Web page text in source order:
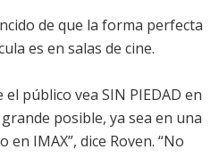
de que la forma perfecta
es en salas de cine.
público vea SIN PIEDAD en
posible, ya sea en una
IMAX”, dice Roven. “No